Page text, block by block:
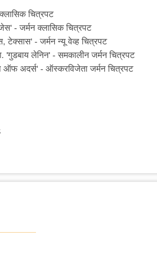
चित्रपट
- जर्मन क्लासिक चित्रपट
- जर्मन न्यू वेव्ह चित्रपट
लेनिन' - समकालीन जर्मन चित्रपट
ऑफ अदर्स' - ऑस्करविजेता जर्मन चित्रपट